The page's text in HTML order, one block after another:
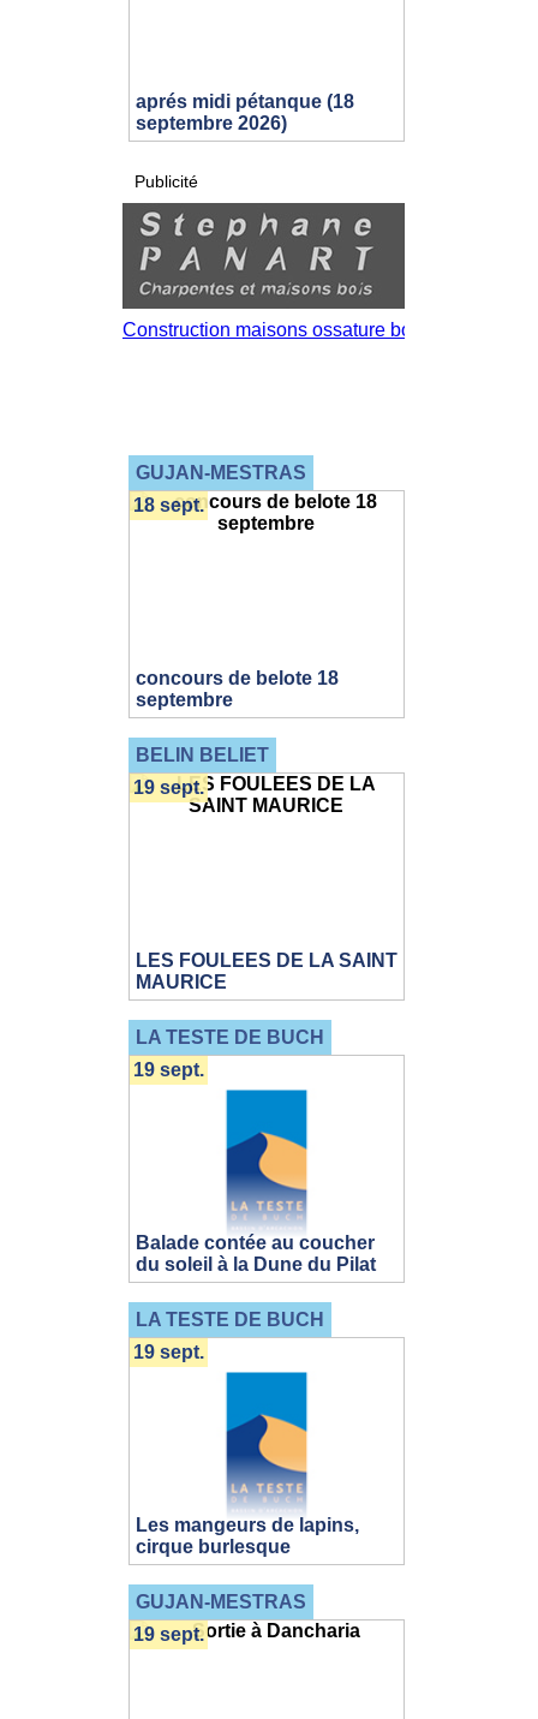
aprés midi pétanque (18
septembre 2026)
Publicité
GUJAN-MESTRAS
concours de belote 18
septembre
18 sept.
BELIN BELIET
LES FOULEES DE LA SAINT
MAURICE
19 sept.
LA TESTE DE BUCH
Balade contée au coucher
du soleil à la Dune du Pilat
19 sept.
LA TESTE DE BUCH
Les mangeurs de lapins,
cirque burlesque
19 sept.
GUJAN-MESTRAS
19 sept.